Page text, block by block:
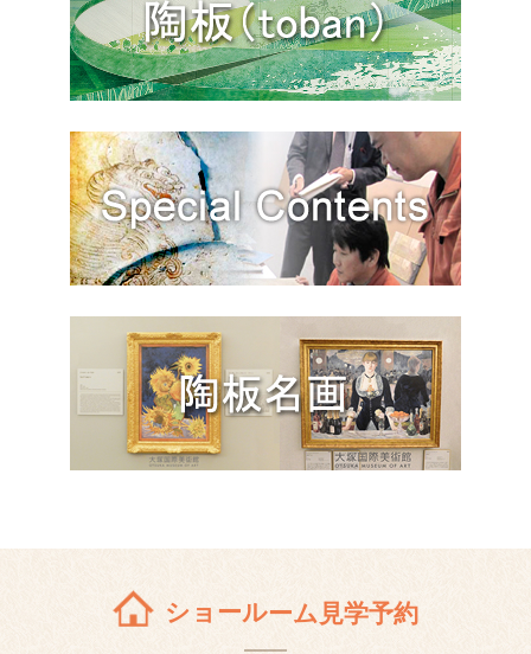
ショールーム見学予約